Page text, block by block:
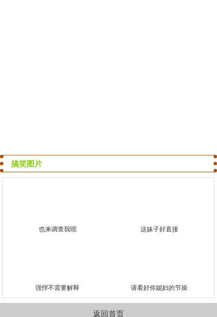
搞笑图片
也来调查我呗 这妹子好直接
强悍不需要解释 请看好你媳妇的节操
返回首页